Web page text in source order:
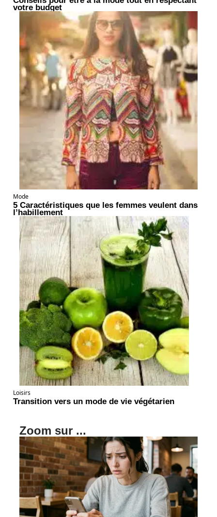
votre budget
Mode
5 Caractéristiques que les femmes veulent dans
l’habillement
Loisirs
Transition vers un mode de vie végétarien
Zoom sur ...